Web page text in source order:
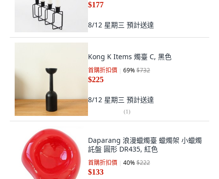
$177
8/12 星期三 預計送達
Kong K Items 燭臺 C, 黑色
首購折扣價 69%$732
$225
8/12 星期三 預計送達
(1)
Daparang 浪漫蠟燭臺 蠟燭架 小蠟燭
託盤 圓形 DR435, 紅色
首購折扣價 40%$222
$133